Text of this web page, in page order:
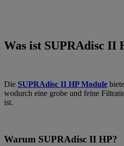
Was ist SUPRAdisc II
Die SUPRAdisc II HP Module
wodurch eine grobe und feine
ist.
Warum SUPRAdisc II HP?